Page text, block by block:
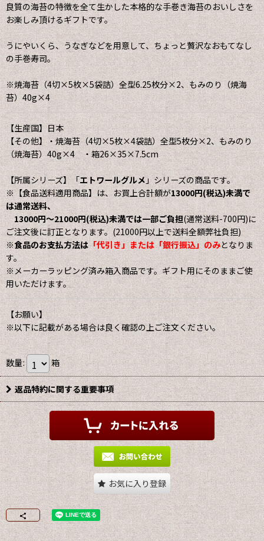
良質の海苔の特徴を全て生かした本格的な手巻き海苔のおいしさを
お楽しみ頂けるギフトです。
うにやいくら、うなぎなどを用意して、ちょっと贅沢なおもてなし
の手巻寿司。
※焼海苔（4切×5枚×5袋詰）全型6.25枚分×2、もみのり（焼海
苔）40g×4
【生産国】日本
【その他】・焼海苔（4切×5枚×4袋詰）全型5枚分×2、もみのり
（焼海苔）40g×4 ・箱26×35×7.5cm
【所属シリーズ】「エトワールグルメ」シリーズの商品です。
※【食品送料適用商品】は、お買上合計額が13000円(税込)未満で
は通常送料、
13000円〜21000円(税込)未満では一部ご負担(通常送料-700円)に
ご注文後に訂正となります。(21000円以上で送料全額弊社負担)
※食品のお支払方法は「代引き」または「銀行振込」のみとなりま
す。
※メーカーラッピング済み箱入商品です。ギフト用にそのままご使
用いただけます。
【お願い】
※以下に記載がある場合は良く確認の上ご注文ください。
数量: 箱
返品特約に関する重要事項
お気に入り登録